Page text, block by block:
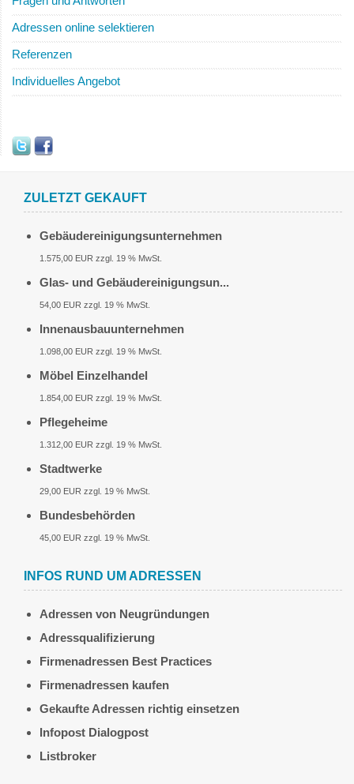
Adressen online selektieren
Referenzen
Individuelles Angebot
ZULETZT GEKAUFT
Gebäudereinigungsunternehmen
1.575,00 EUR zzgl. 19 % MwSt.
Glas- und Gebäudereinigungsun...
54,00 EUR zzgl. 19 % MwSt.
Innenausbauunternehmen
1.098,00 EUR zzgl. 19 % MwSt.
Möbel Einzelhandel
1.854,00 EUR zzgl. 19 % MwSt.
Pflegeheime
1.312,00 EUR zzgl. 19 % MwSt.
Stadtwerke
29,00 EUR zzgl. 19 % MwSt.
Bundesbehörden
45,00 EUR zzgl. 19 % MwSt.
INFOS RUND UM ADRESSEN
Adressen von Neugründungen
Adressqualifizierung
Firmenadressen Best Practices
Firmenadressen kaufen
Gekaufte Adressen richtig einsetzen
Infopost Dialogpost
Listbroker